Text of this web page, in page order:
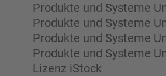
Produkte und Systeme
Produkte und Systeme
Produkte und Systeme
Produkte und Systeme
Lizenz iStock